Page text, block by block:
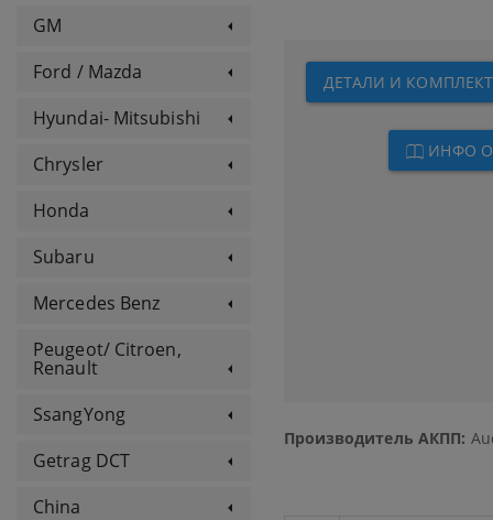
GM
Ford / Mazda
Hyundai- Mitsubishi
Chrysler
Honda
Subaru
Mercedes Benz
Peugeot/ Citroen,
Renault
SsangYong
Getrag DCT
China
ДЕТАЛИ И КОМПЛЕКТЫ
ИНФО
Производитель АКПП: